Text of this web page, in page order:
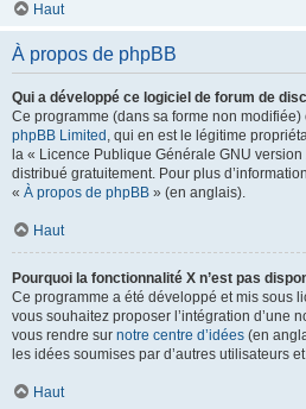
Haut
À propos de phpBB
Qui a développé ce logiciel de forum de
Ce programme (dans sa forme non
phpBB Limited , qui en est le légitime
la « Licence Publique Générale GNU
distribué gratuitement. Pour plus
« À propos de phpBB » (en anglais).
Haut
Pourquoi la fonctionnalité X n’est pas
Ce programme a été développé et mis sous
vous souhaitez proposer l’intégration d’une
vous rendre sur notre centre d’idées (en
les idées soumises par d’autres utilisateurs
Haut